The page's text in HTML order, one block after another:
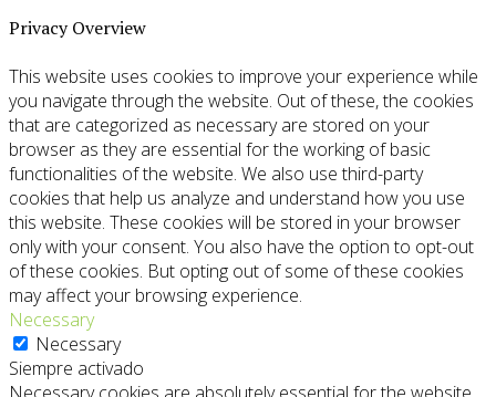
Privacy Overview
This website uses cookies to improve your experience while
you navigate through the website. Out of these, the cookies
that are categorized as necessary are stored on your
browser as they are essential for the working of basic
functionalities of the website. We also use third-party
cookies that help us analyze and understand how you use
this website. These cookies will be stored in your browser
only with your consent. You also have the option to opt-out
of these cookies. But opting out of some of these cookies
may affect your browsing experience.
Necessary
Necessary
Siempre activado